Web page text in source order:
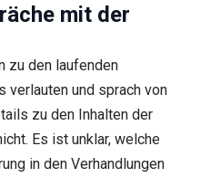
mit der
zu den laufenden
verlauten und sprach von
zu den Inhalten der
Es ist unklar, welche
in den Verhandlungen